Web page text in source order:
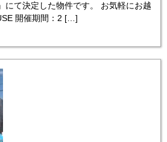
にて決定した物件です。 お気軽にお越
開催期間：2 […]